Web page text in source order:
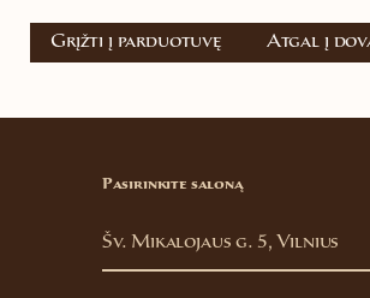
Grįžti į parduotuvę Atgal į
Pasirinkite saloną
Šv. Mikalojaus g. 5, Vilnius